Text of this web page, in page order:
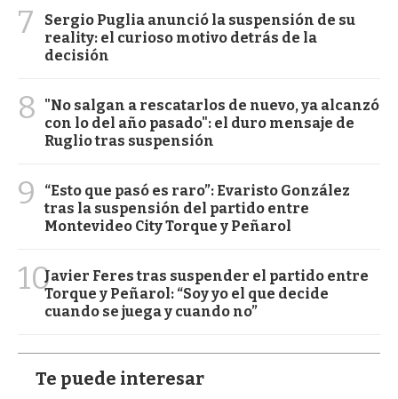
7
Sergio Puglia anunció la suspensión de su
reality: el curioso motivo detrás de la
decisión
8
"No salgan a rescatarlos de nuevo, ya alcanzó
con lo del año pasado": el duro mensaje de
Ruglio tras suspensión
9
“Esto que pasó es raro”: Evaristo González
tras la suspensión del partido entre
Montevideo City Torque y Peñarol
10Javier Feres tras suspender el partido entre
Torque y Peñarol: “Soy yo el que decide
cuando se juega y cuando no”
Te puede interesar